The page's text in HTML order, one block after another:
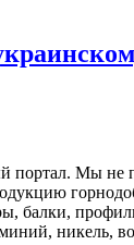
Мы не
балки,
никель,